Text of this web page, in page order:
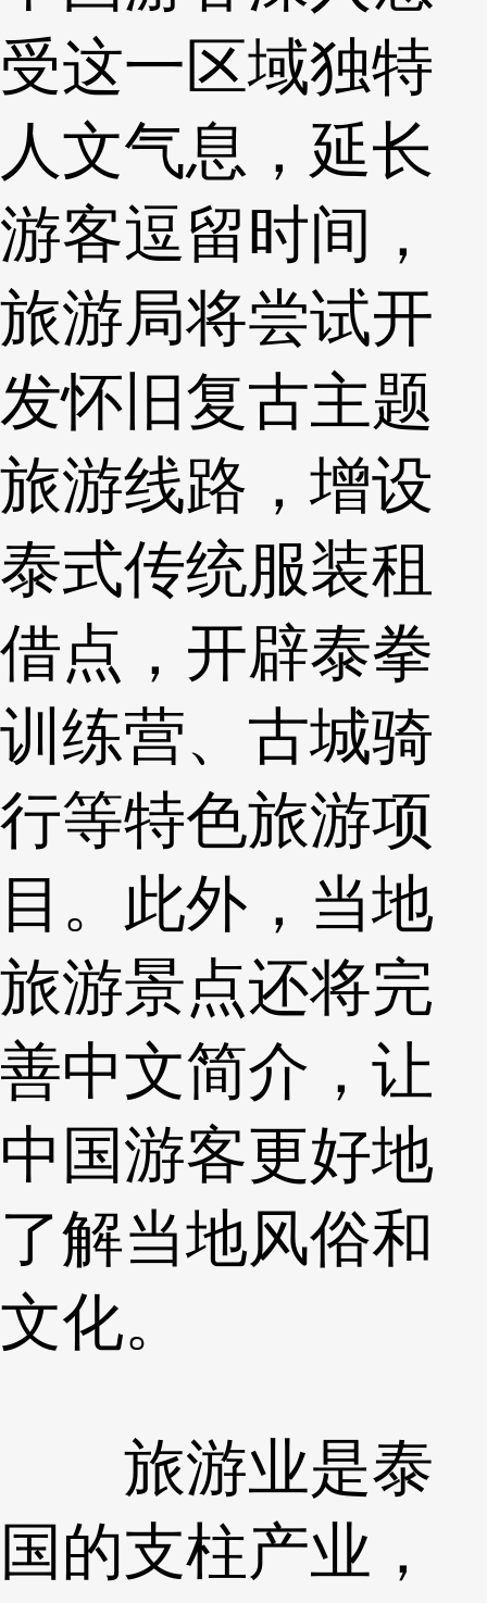
受这一区域独特
人文气息，延长
游客逗留时间，
旅游局将尝试开
发怀旧复古主题
旅游线路，增设
泰式传统服装租
借点，开辟泰拳
训练营、古城骑
行等特色旅游项
目。此外，当地
旅游景点还将完
善中文简介，让
中国游客更好地
了解当地风俗和
文化。
旅游业是泰
国的支柱产业，